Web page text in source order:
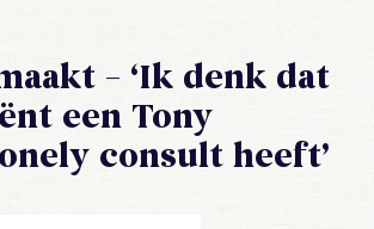
– ‘Ik denk dat
een Tony
consult heeft’